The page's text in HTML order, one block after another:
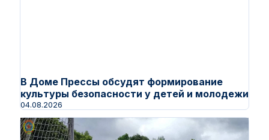
В Доме Прессы обсудят формирование
культуры безопасности у детей и молодежи
04.08.2026